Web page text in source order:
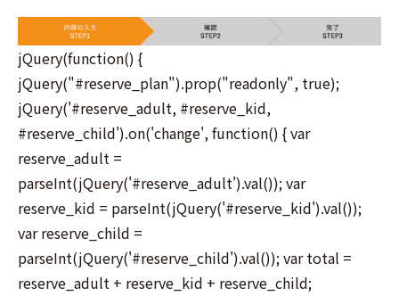
jQuery(function() {
jQuery("#reserve_plan").prop("readonly", true);
jQuery('#reserve_adult, #reserve_kid,
#reserve_child').on('change', function() { var
reserve_adult =
parseInt(jQuery('#reserve_adult').val()); var
reserve_kid = parseInt(jQuery('#reserve_kid').val());
var reserve_child =
parseInt(jQuery('#reserve_child').val()); var total =
reserve_adult + reserve_kid + reserve_child;